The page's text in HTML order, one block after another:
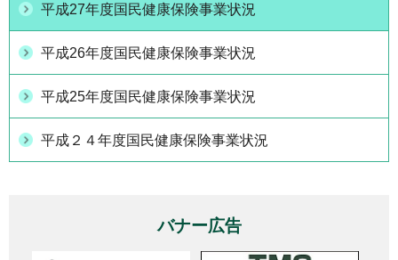
平成27年度国民健康保険事業状況
平成26年度国民健康保険事業状況
平成25年度国民健康保険事業状況
平成２４年度国民健康保険事業状況
バナー広告